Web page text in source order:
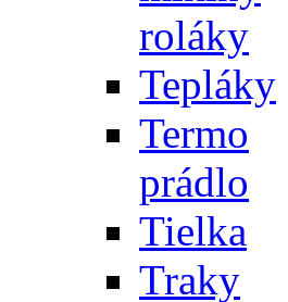
roláky
Tepláky
Termo
prádlo
Tielka
Traky